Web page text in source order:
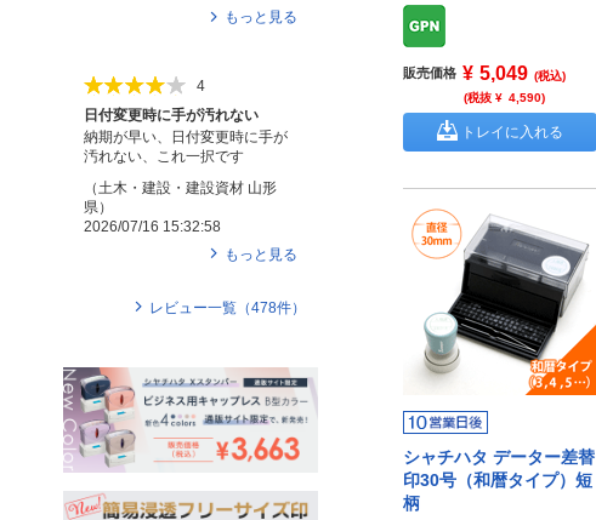
もっと見る
4
日付変更時に手が汚れない
納期が早い、日付変更時に手が
汚れない、これ一択です
（ 土木・建設・建設資材 山形
県 ）
2026/07/16 15:32:58
もっと見る
レビュー一覧（478件）
販売価格 ¥ 5,049 (税込)
(税抜 ¥ 4,590)
トレイに入れる
シャチハタ データー差替
印30号（和暦タイプ）短
柄